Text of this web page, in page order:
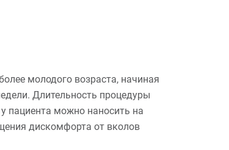
молодого возраста, начиная
Длительность процедуры
пациента можно наносить на
дискомфорта от вколов